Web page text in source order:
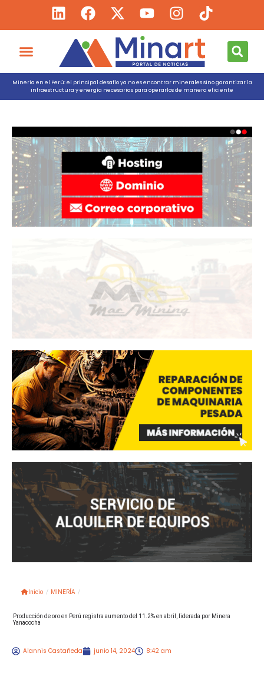
Minería en el Perú: el principal desafío ya no es encontrar minerales sino garantizar la
infraestructura y energía necesarias para operarlos de manera eficiente
Inicio / MINERÍA /
Producción de oro en Perú registra aumento del 11.2% en abril, liderada por Minera
Yanacocha
Alannis Castañeda junio 14, 2024 8:42 am